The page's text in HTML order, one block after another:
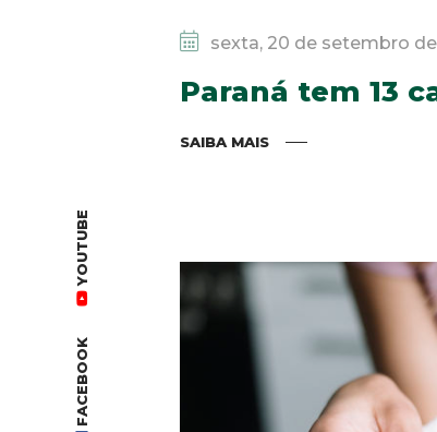
FACEBOOK
YOUTUBE
sexta, 20 de setembro de
Paraná tem 13
SAIBA MAIS